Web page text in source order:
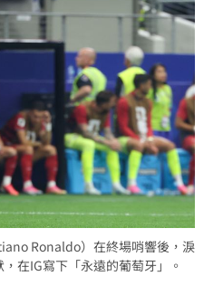
Ronaldo）在終場哨響後，淚
在IG寫下「永遠的葡萄牙」。